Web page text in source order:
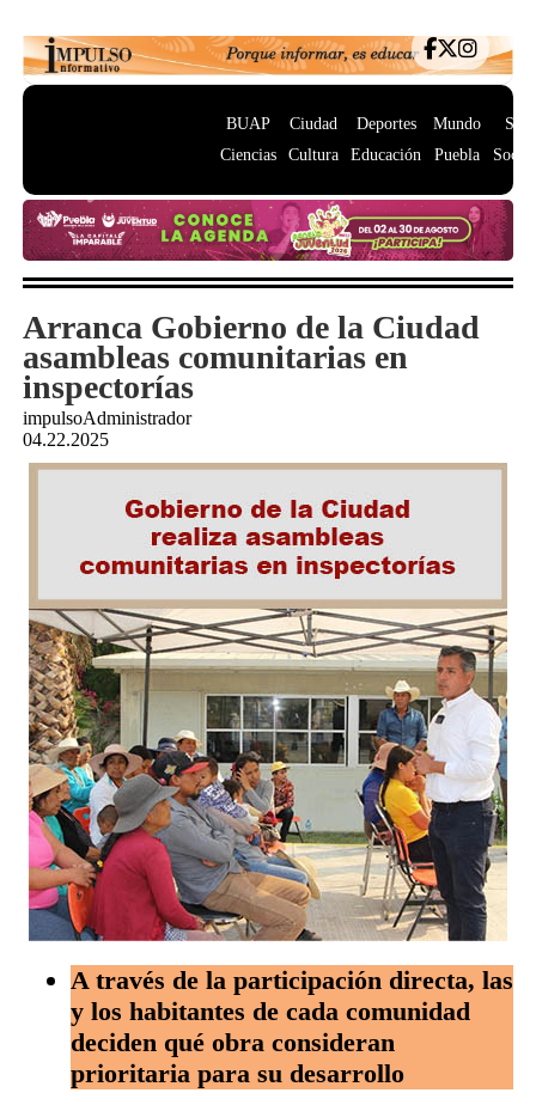
BUAP
Ciencias
Ciudad
Cultura
Deportes
Educación
Mundo
Puebla
Arranca Gobierno de la Ciudad
asambleas comunitarias en
inspectorías
impulsoAdministrador
04.22.2025
A través de la participación directa, las
y los habitantes de cada comunidad
deciden qué obra consideran
prioritaria para su desarrollo